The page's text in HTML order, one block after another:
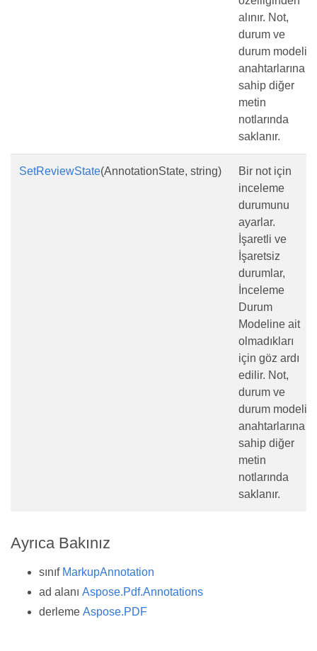
alınır. Not,
durum ve
durum modeli
anahtarlarına
sahip diğer
metin
notlarında
saklanır.
SetReviewState(AnnotationState, string)
Bir not için
inceleme
durumunu
ayarlar.
İşaretli ve
İşaretsiz
durumlar,
İnceleme
Durum
Modeline ait
olmadıkları
için göz ardı
edilir. Not,
durum ve
durum modeli
anahtarlarına
sahip diğer
metin
notlarında
saklanır.
Ayrıca Bakınız
sınıf MarkupAnnotation
ad alanı Aspose.Pdf.Annotations
derleme Aspose.PDF